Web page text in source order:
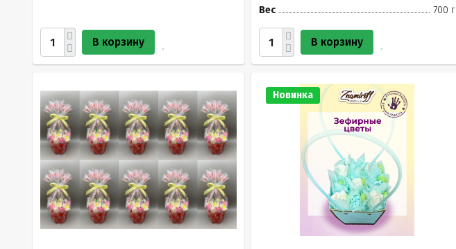
В корзину
Вес
700 г
В корзину
Новинка